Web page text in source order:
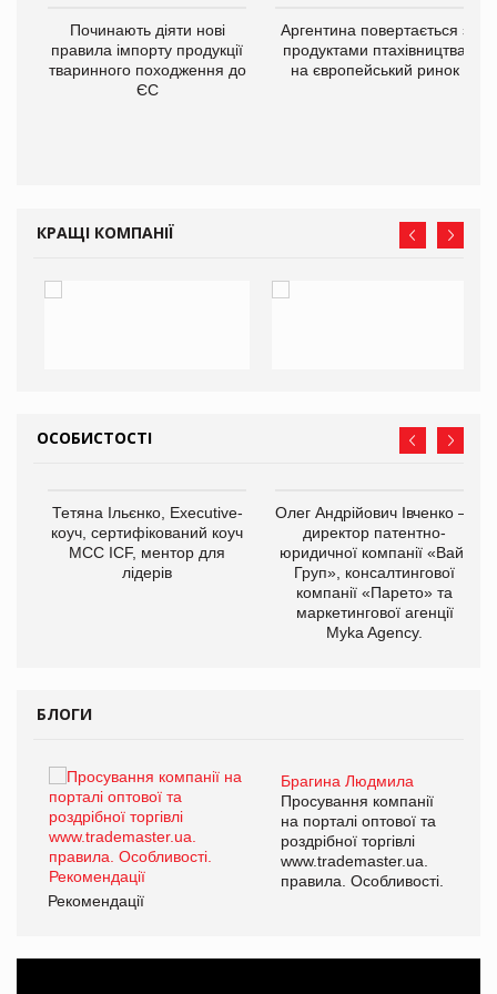
Починають діяти нові
правила імпорту продукції
тваринного походження до
ЄС
Аргентина повертається з
продуктами птахівництва
на європейський ринок
КРАЩІ КОМПАНІЇ
ОСОБИСТОСТІ
Тетяна Ільєнко, Executive-
коуч, сертифікований коуч
МСС ICF, ментор для
лідерів
Олег Андрійович Івченко —
директор патентно-
юридичної компанії «Вайз
Груп», консалтингової
компанії «Парето» та
маркетингової агенції
Myka Agency.
БЛОГИ
Брагина Людмила
Просування компанії
на порталі оптової та
роздрібної торгівлі
www.trademaster.ua.
правила. Особливості.
Рекомендації